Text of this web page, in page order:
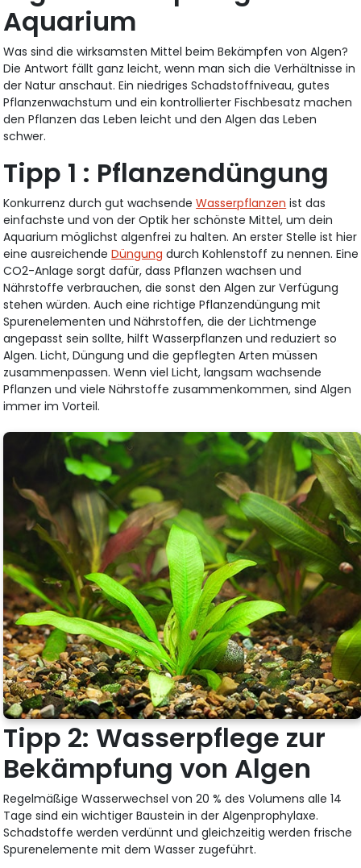
Aquarium
Was sind die wirksamsten Mittel beim Bekämpfen von Algen?
Die Antwort fällt ganz leicht, wenn man sich die Verhältnisse in
der Natur anschaut. Ein niedriges Schadstoffniveau, gutes
Pflanzenwachstum und ein kontrollierter Fischbesatz machen
den Pflanzen das Leben leicht und den Algen das Leben
schwer.
Tipp 1 : Pflanzendüngung
Konkurrenz durch gut wachsendeWasserpflanzen ist das
einfachste und von der Optik her schönste Mittel, um dein
Aquarium möglichst algenfrei zu halten. An erster Stelle ist hier
eine ausreichendeDüngung durch Kohlenstoff zu nennen. Eine
CO2-Anlage sorgt dafür, dass Pflanzen wachsen und
Nährstoffe verbrauchen, die sonst den Algen zur Verfügung
stehen würden. Auch eine richtige Pflanzendüngung mit
Spurenelementen und Nährstoffen, die der Lichtmenge
angepasst sein sollte, hilft Wasserpflanzen und reduziert so
Algen. Licht, Düngung und die gepflegten Arten müssen
zusammenpassen. Wenn viel Licht, langsam wachsende
Pflanzen und viele Nährstoffe zusammenkommen, sind Algen
immer im Vorteil.
Tipp 2: Wasserpflege zur
Bekämpfung von Algen
Regelmäßige Wasserwechsel von 20 % des Volumens alle 14
Tage sind ein wichtiger Baustein in der Algenprophylaxe.
Schadstoffe werden verdünnt und gleichzeitig werden frische
Spurenelemente mit dem Wasser zugeführt.